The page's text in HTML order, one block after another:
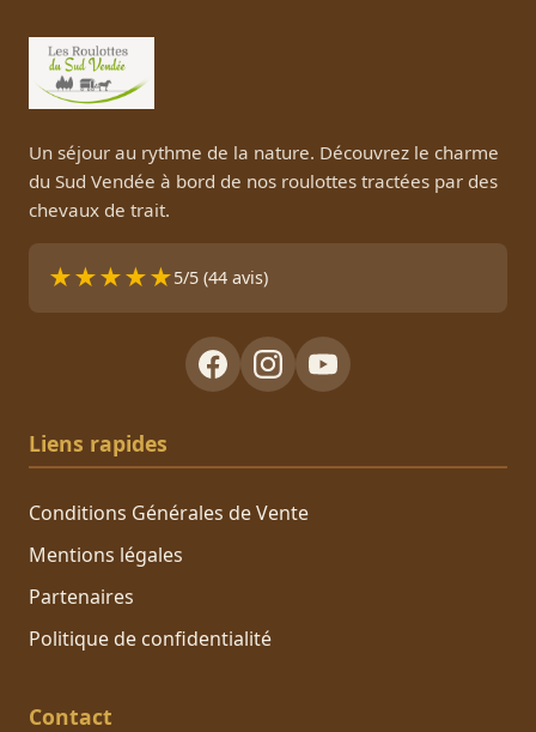
Un séjour au rythme de la nature. Découvrez le charme
du Sud Vendée à bord de nos roulottes tractées par des
chevaux de trait.
★★★★★5/5 (44 avis)
Liens rapides
Conditions Générales de Vente
Mentions légales
Partenaires
Politique de confidentialité
Contact